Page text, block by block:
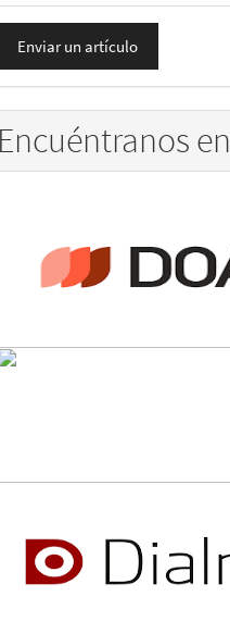
Enviar un artículo
Encuéntranos en